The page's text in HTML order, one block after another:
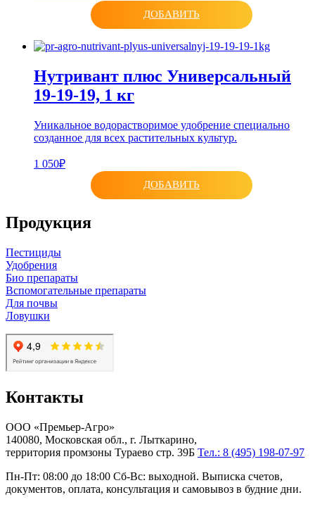
ДОБАВИТЬ
Нутривант плюс Универсальный
19-19-19, 1 кг
Уникальное водорастворимое удобрение специально
созданное для всех растительных культур.
1 050₽
ДОБАВИТЬ
Продукция
Пестициды
Удобрения
Био препараты
Вспомогательные препараты
Для почвы
Ловушки
Контакты
ООО «Премьер-Агро»
140080, Московская обл., г. Лыткарино,
территория промзоны Тураево стр. 39Б Тел.: 8 (495) 198-07-97
Пн-Пт: 08:00 до 18:00 Сб-Вс: выходной. Выписка счетов,
документов, оплата, консультация и самовывоз в будние дни.